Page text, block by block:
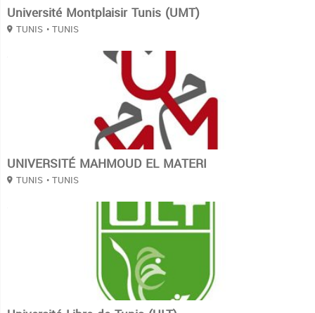
Université Montplaisir Tunis (UMT)
TUNIS • TUNIS
UNIVERSITÉ MAHMOUD EL MATERI
TUNIS • TUNIS